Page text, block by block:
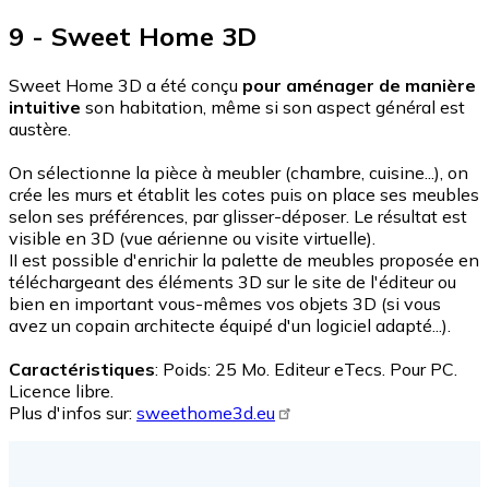
9 - Sweet Home 3D
Sweet Home 3D a été conçu pour aménager de manière
intuitive son habitation, même si son aspect général est
austère.
On sélectionne la pièce à meubler (chambre, cuisine...), on
crée les murs et établit les cotes puis on place ses meubles
selon ses préférences, par glisser-déposer. Le résultat est
visible en 3D (vue aérienne ou visite virtuelle).
II est possible d'enrichir la palette de meubles proposée en
téléchargeant des éléments 3D sur le site de l'éditeur ou
bien en important vous-mêmes vos objets 3D (si vous
avez un copain architecte équipé d'un logiciel adapté...).
Caractéristiques: Poids: 25 Mo. Editeur eTecs. Pour PC.
Licence libre.
Plus d'infos sur: sweethome3d.eu